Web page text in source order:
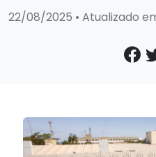
22/08/2025 • Atualizado